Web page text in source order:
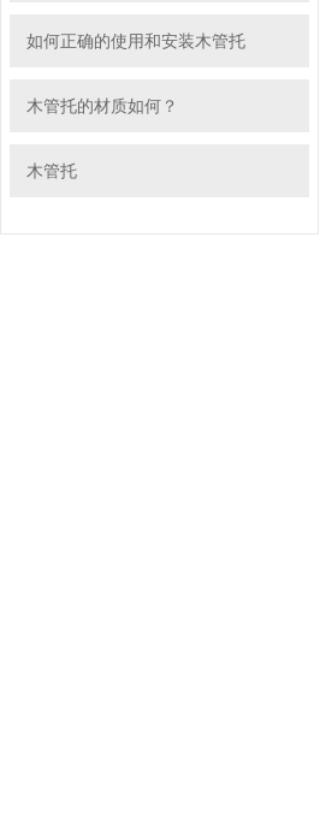
如何正确的使用和安装木管托
木管托的材质如何？
木管托